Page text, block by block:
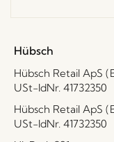
Hübsch
Hübsch Retail ApS
USt-IdNr. 41732350
Hübsch Retail ApS
USt-IdNr. 41732350